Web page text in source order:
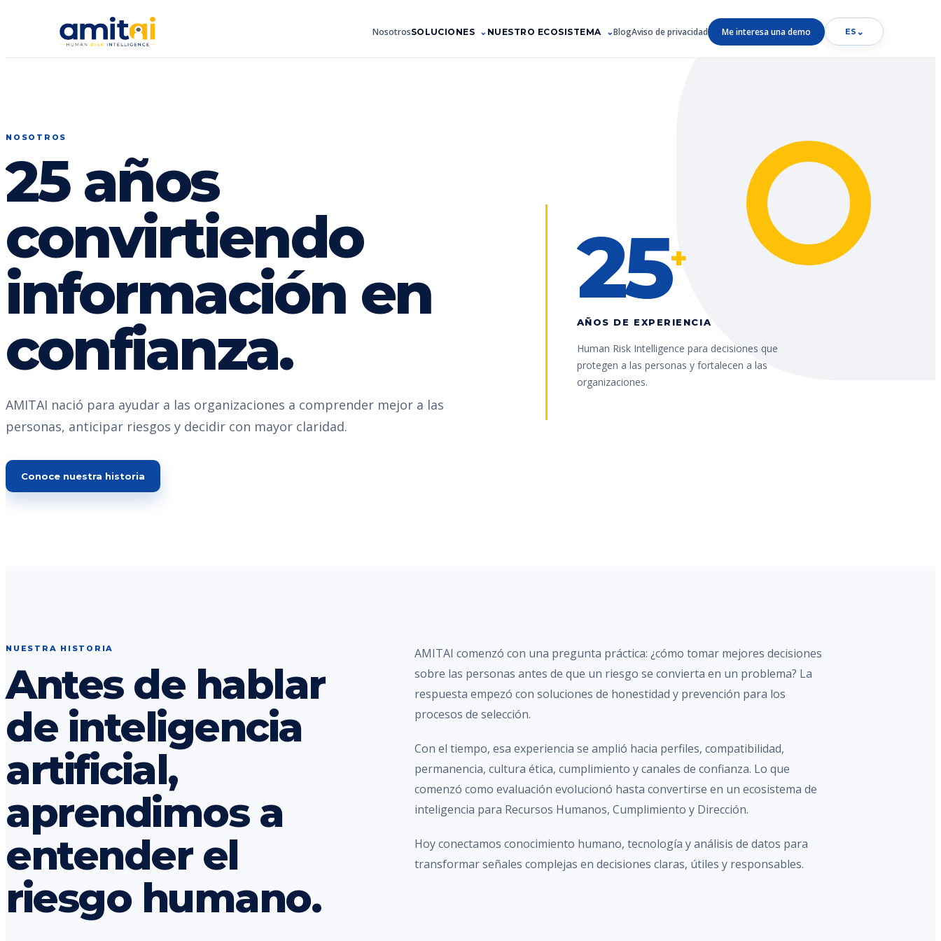
NosotrosSOLUCIONES NUESTRO ECOSISTEMA BlogAviso de privacidad Me interesa una demo ES ⌄
NOSOTROS
25 años
convirtiendo
información en
confianza.
AMITAI nació para ayudar a las organizaciones a comprender mejor a las
personas, anticipar riesgos y decidir con mayor claridad.
Conoce nuestra historia
25+
AÑOS DE EXPERIENCIA
Human Risk Intelligence para decisiones que
protegen a las personas y fortalecen a las
organizaciones.
NUESTRA HISTORIA
Antes de hablar
de inteligencia
artificial,
aprendimos a
entender el
riesgo humano.
AMITAI comenzó con una pregunta práctica: ¿cómo tomar mejores decisiones
sobre las personas antes de que un riesgo se convierta en un problema? La
respuesta empezó con soluciones de honestidad y prevención para los
procesos de selección.
Con el tiempo, esa experiencia se amplió hacia perfiles, compatibilidad,
permanencia, cultura ética, cumplimiento y canales de confianza. Lo que
comenzó como evaluación evolucionó hasta convertirse en un ecosistema de
inteligencia para Recursos Humanos, Cumplimiento y Dirección.
Hoy conectamos conocimiento humano, tecnología y análisis de datos para
transformar señales complejas en decisiones claras, útiles y responsables.